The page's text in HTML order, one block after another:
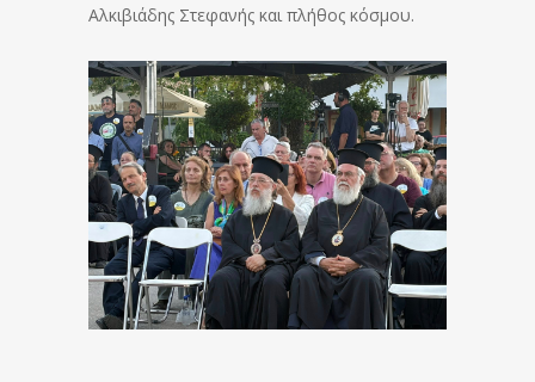
Αλκιβιάδης Στεφανής και πλήθος κόσμου.